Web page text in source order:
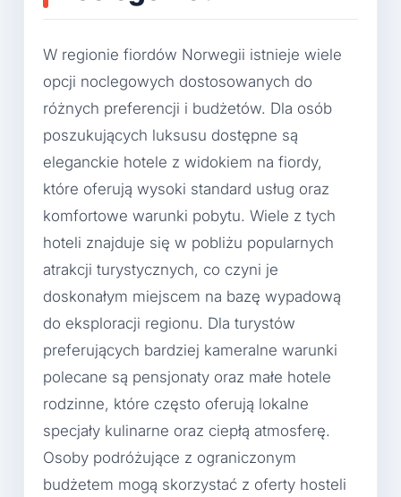
W regionie fiordów Norwegii istnieje wiele
opcji noclegowych dostosowanych do
różnych preferencji i budżetów. Dla osób
poszukujących luksusu dostępne są
eleganckie hotele z widokiem na fiordy,
które oferują wysoki standard usług oraz
komfortowe warunki pobytu. Wiele z tych
hoteli znajduje się w pobliżu popularnych
atrakcji turystycznych, co czyni je
doskonałym miejscem na bazę wypadową
do eksploracji regionu. Dla turystów
preferujących bardziej kameralne warunki
polecane są pensjonaty oraz małe hotele
rodzinne, które często oferują lokalne
specjały kulinarne oraz ciepłą atmosferę.
Osoby podróżujące z ograniczonym
budżetem mogą skorzystać z oferty hosteli